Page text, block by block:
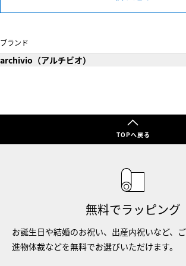
ブランド
archivio（アルチビオ）
TOPへ戻る
無料でラッピング
お誕生日や結婚のお祝い、出産内祝いなど、
進物体裁などを無料でお選びいただけます。